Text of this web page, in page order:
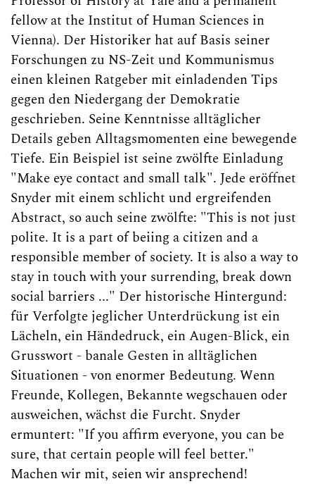
fellow at the Institut of Human Sciences in
Vienna). Der Historiker hat auf Basis seiner
Forschungen zu NS-Zeit und Kommunismus
einen kleinen Ratgeber mit einladenden Tips
gegen den Niedergang der Demokratie
geschrieben. Seine Kenntnisse alltäglicher
Details geben Alltagsmomenten eine bewegende
Tiefe. Ein Beispiel ist seine zwölfte Einladung
"Make eye contact and small talk". Jede eröffnet
Snyder mit einem schlicht und ergreifenden
Abstract, so auch seine zwölfte: "This is not just
polite. It is a part of beiing a citizen and a
responsible member of society. It is also a way to
stay in touch with your surrending, break down
social barriers ..." Der historische Hintergund:
für Verfolgte jeglicher Unterdrückung ist ein
Lächeln, ein Händedruck, ein Augen-Blick, ein
Grusswort - banale Gesten in alltäglichen
Situationen - von enormer Bedeutung. Wenn
Freunde, Kollegen, Bekannte wegschauen oder
ausweichen, wächst die Furcht. Snyder
ermuntert: "If you affirm everyone, you can be
sure, that certain people will feel better."
Machen wir mit, seien wir ansprechend!